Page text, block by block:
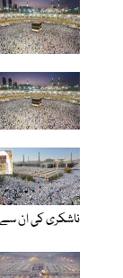
ناشکری کی ان